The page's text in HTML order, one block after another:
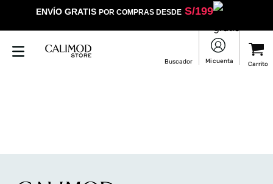
ENVÍO GRATIS POR COMPRAS DESDES/199